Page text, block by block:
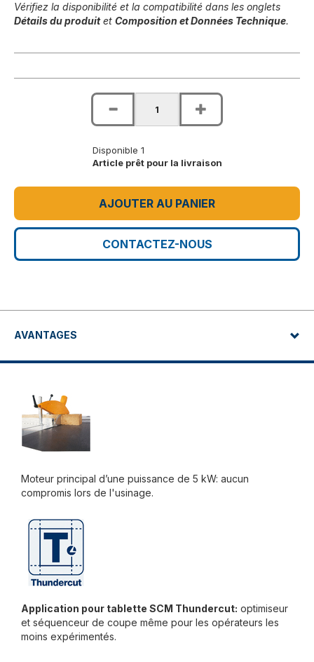
Vérifiez la disponibilité et la compatibilité dans les onglets
Détails du produitet Composition et Données Technique.
Disponible 1
Article prêt pour la livraison
AJOUTER AU PANIER
CONTACTEZ-NOUS
AVANTAGES
Moteur principal d’une puissance de 5 kW: aucun
compromis lors de l'usinage.
Application pour tablette SCM Thundercut: optimiseur
et séquenceur de coupe même pour les opérateurs les
moins expérimentés.